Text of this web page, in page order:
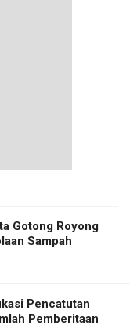
Gotong Royong
Sampah
Pencatutan
Pemberitaan